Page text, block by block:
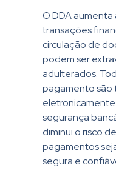
O DDA
transações
circulação de
podem ser
adulterados.
pagamento são
segurança
diminui o risco
pagamentos
segura e